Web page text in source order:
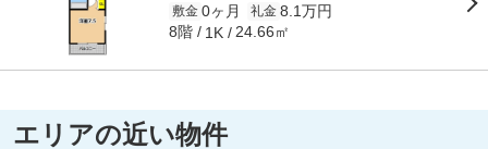
敷金 0ヶ月 礼金 8.1万円
8階 1K 24.66㎡
エリアの近い物件